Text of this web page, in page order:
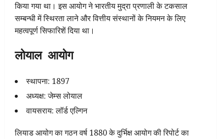
किया गया था। इस आयोग ने भारतीय मुद्रा प्रणाली के टकसाल
सम्बन्धी में स्थिरता लाने और वित्तीय संस्थानों के नियमन के लिए
महत्वपूर्ण सिफारिशें दिया था।
लोयाल आयोग
स्थापना: 1897
अध्यक्ष: जेम्स लोयाल
वायसराय: लॉर्ड एल्गिन
लियाड आयोग का गठन वर्ष 1880 के दुर्भिक्ष आयोग की रिपोर्ट का